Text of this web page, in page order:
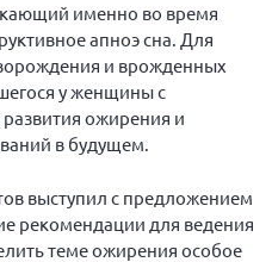
именно во время
апноэ сна. Для
и врожденных
у женщины с
ожирения и
в будущем.
выступил с предложением
рекомендации для ведения
теме ожирения особое